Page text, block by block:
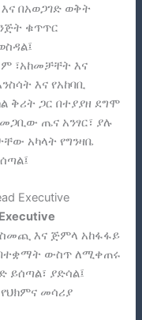
በአወጋገድ ወቅት
ቁጥጥር
፣አከመቻቸት እና
እና የአከባቢ
ቅሪት ጋር በተያያዘ ደግሞ
ጤና አንፃር፣ ያሉ
አካላት የግንዛቤ
Executive
እና ጅምላ አከፋፋይ
ውስጥ ለሚቀጠሩ
ያድሳል፤
መሳሪያ